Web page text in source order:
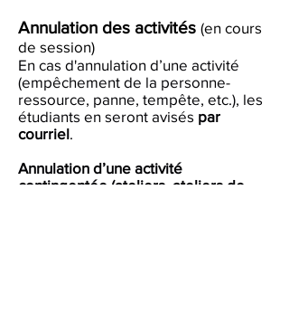
Annulation des activités (en cours
de session)
En cas d'annulation d’une activité
(empêchement de la personne-
ressource, panne, tempête, etc.), les
étudiants en seront avisés par
courriel.
Annulation d’une activité
contingentée (ateliers, ateliers de